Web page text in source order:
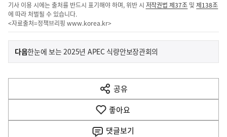
기사 이용 시에는 출처를 반드시 표기해야 하며, 위반 시 저작권법 제37조 및제138조
에 따라 처벌될 수 있습니다.
<자료출처=정책브리핑 www.korea.kr>
이
전
다
음
다음기
사
한눈에 보는 2025년 APEC 식량안보장관회의
공유
열
기
좋아요
댓글보기